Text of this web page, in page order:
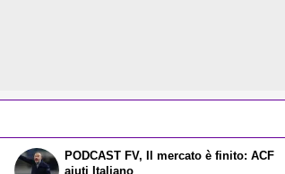
PODCAST FV, Il mercato è finito: ACF
aiuti Italiano